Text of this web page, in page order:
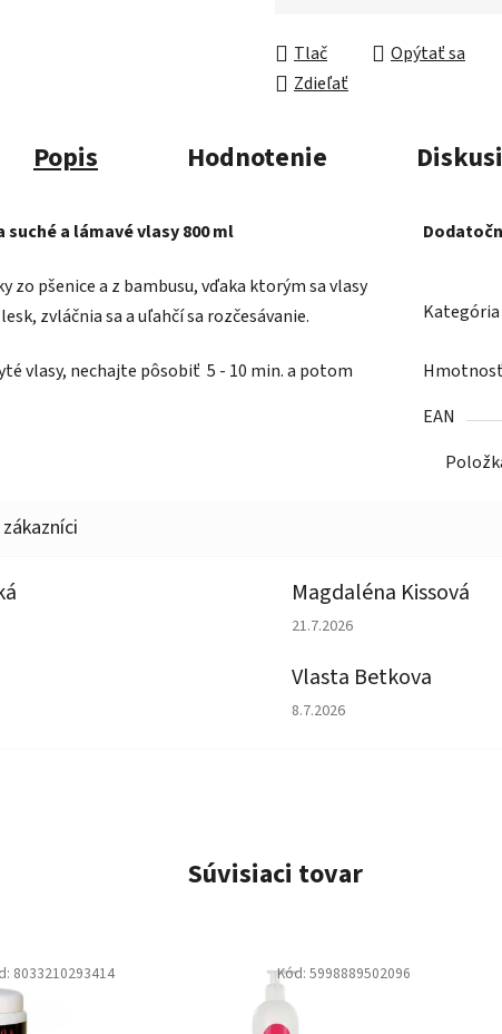
Tlač
Opýtať sa
Zdieľať
Popis Hodnotenie
suché a lámavé vlasy 800 ml
zo pšenice a z bambusu, vďaka ktorým sa vlasy
zvláčnia sa a uľahčí sa rozčesávanie.
vlasy, nechajte pôsobiť 5 - 10 min. a potom
Kategória
EAN
1 z 5 hviezdičiek.
Magdaléna Kissová
Hodnotenie obchodu je 5 z 5
21.7.2026
5 z 5 hviezdičiek.
Vlasta Betkova
Hodnotenie obchodu je 4 z 5
8.7.2026
Súvisiaci tovar
8033210293414 Kód: 5998889502096